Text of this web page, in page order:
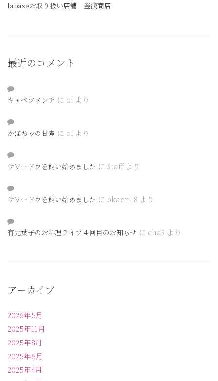
labaseお取り扱い店舗 釡浅商店
最近のコメント
キャベツメンチ に oi より
かぼちゃの甘煮 に oi より
サワードウを飼い始めました に Staffより
サワードウを飼い始めました に okaeri18 より
有元葉子のお料理ライブ４回目のお知らせ に cha9 より
アーカイブ
2026年5月
2025年11月
2025年8月
2025年6月
2025年4月